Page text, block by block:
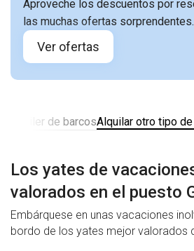
Aproveche los descuentos por
las muchas ofertas sorprendentes.
Ver ofertas
alquiler de barcosAlquilar otro tipo
Los yates de
valorados en el puesto
Embárquese en unas vacaciones
bordo de los yates mejor valorados